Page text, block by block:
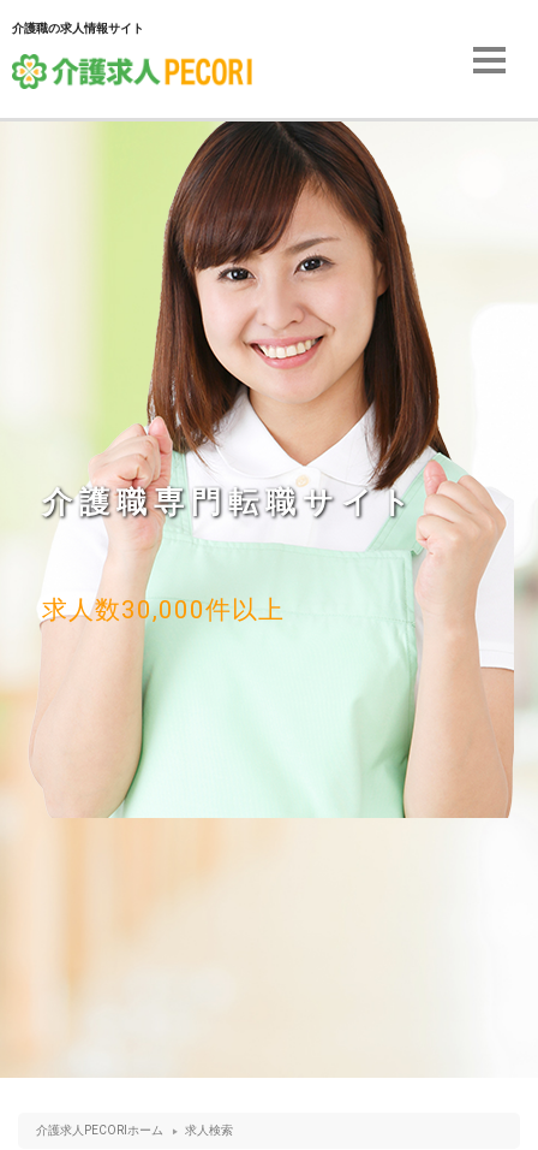
介護職の求人情報サイト
介護職専門転職サイト
求人数30,000件以上
介護求人PECORIホーム 求人検索